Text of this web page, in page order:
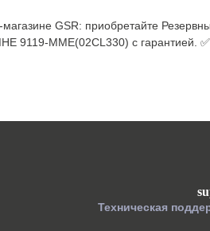
GSR: приобретайте
9119-MME(02CL330) с гарантией.
Техническая